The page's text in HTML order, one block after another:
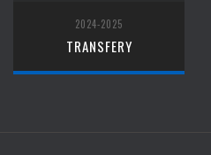
2024-2025
TRANSFERY